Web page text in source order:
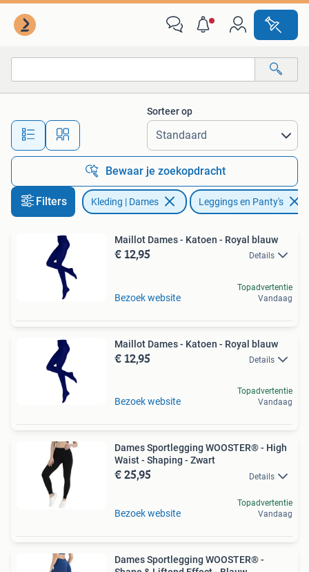
Alle afstanden…
Sorteer op
Bewaar je zoekopdracht
Filters Kleding | Dames Leggings en Panty's
Maillot Dames - Katoen - Royal blauw
€ 12,95 Details
Bezoek website
Topadvertentie
Vandaag
Maillot Dames - Katoen - Royal blauw
€ 12,95 Details
Bezoek website
Topadvertentie
Vandaag
Dames Sportlegging WOOSTER® - High
Waist - Shaping - Zwart
€ 25,95 Details
Bezoek website
Topadvertentie
Vandaag
Dames Sportlegging WOOSTER® -